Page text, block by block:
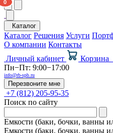
Каталог
Каталог Решения Услуги
О компании Контакты
Личный кабинет
Корзина
Пн−Пт: 9:00−17:00
info@rb-spb.ru
Перезвоните мне
+7 (812) 205-95-35
Поиск по сайту
Емкости (баки, бочки, ванны
Емкости (баки, бочки, ванны